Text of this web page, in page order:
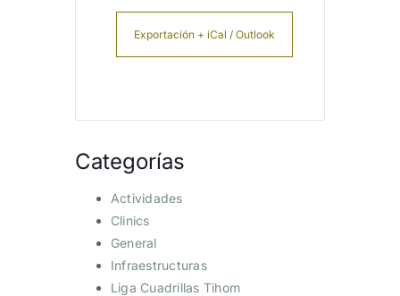
Exportación + iCal / Outlook
Categorías
Actividades
Clinics
General
Infraestructuras
Liga Cuadrillas Tihom